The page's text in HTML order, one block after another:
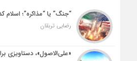
“جنگ” یا “مذاکره”؛ اسلام
رضایی تربقان
«علی‌الاصول»، دستاویزی